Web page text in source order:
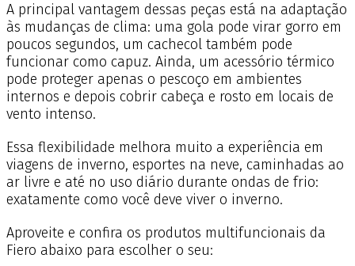
A principal vantagem dessas peças está na adaptação
às mudanças de clima: uma gola pode virar gorro em
poucos segundos, um cachecol também pode
funcionar como capuz. Ainda, um acessório térmico
pode proteger apenas o pescoço em ambientes
internos e depois cobrir cabeça e rosto em locais de
vento intenso.
Essa flexibilidade melhora muito a experiência em
viagens de inverno, esportes na neve, caminhadas ao
ar livre e até no uso diário durante ondas de frio:
exatamente como você deve viver o inverno.
Aproveite e confira os produtos multifuncionais da
Fiero abaixo para escolher o seu: